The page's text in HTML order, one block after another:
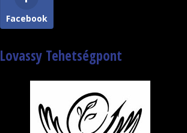
Facebook
Lovassy Tehetségpont